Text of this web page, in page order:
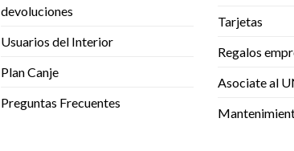
devoluciones
Usuarios del Interior
Plan Canje
Preguntas Frecuentes
Tarjetas
Regalos
Asociate al